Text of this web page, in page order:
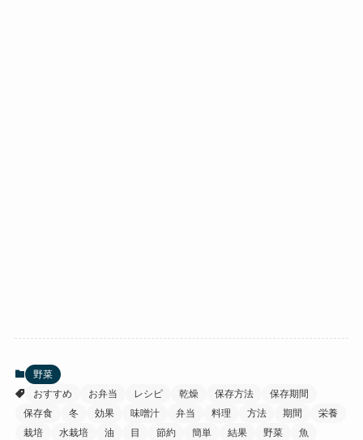
野菜
おすすめ
お弁当 レシピ 乾燥 保存方法
保存期間
保存食
冬 効果 味噌汁 弁当 料理 方法 期間
栄養
栽培
水栽培 油 目 節約 簡単 結果 野菜 魚